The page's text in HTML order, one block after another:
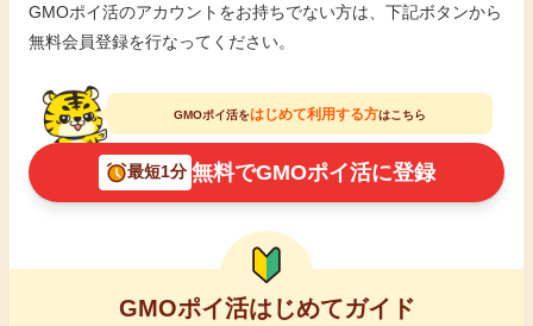
GMOポイ活のアカウントをお持ちでない方は、下記ボタンから
無料会員登録を行なってください。
GMOポイ活をはじめて利用する方はこちら
最短1分 無料でGMOポイ活に登録
GMOポイ活はじめてガイド